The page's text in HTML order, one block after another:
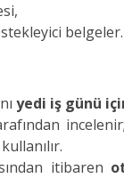
belgeler.
yedi iş günü
itibaren